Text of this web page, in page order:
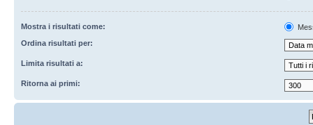
Mostra i risultati come:
Ordina risultati per:
Limita risultati a:
Ritorna ai primi: